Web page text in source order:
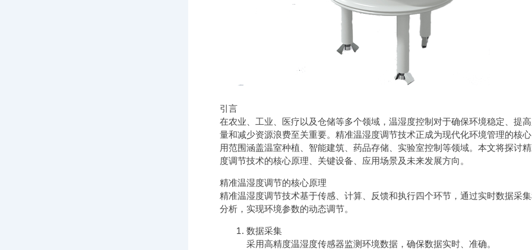
引言
在农业、工业、医疗以及仓储等多个领域，温湿度控制对于确保环境稳定、提
量和减少资源浪费至关重要。精准温湿度调节技术正成为现代化环境管理的核
用范围涵盖温室种植、智能建筑、药品存储、实验室控制等领域。本文将探讨
度调节技术的核心原理、关键设备、应用场景及未来发展方向。
精准温湿度调节的核心原理
精准温湿度调节技术基于传感、计算、反馈和执行四个环节，通过实时数据采
分析，实现环境参数的动态调节。
数据采集
采用高精度温湿度传感器监测环境数据，确保数据实时、准确。